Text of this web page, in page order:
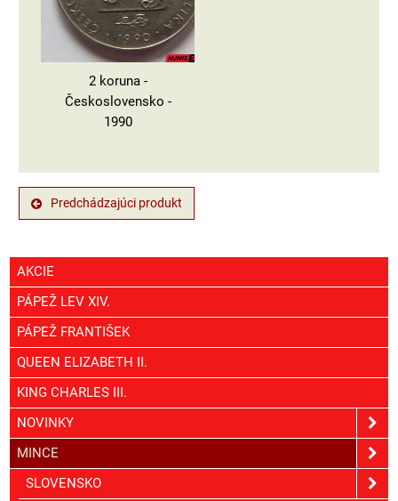
2 koruna -
Československo -
1990
Predchádzajúci produkt
AKCIE
PÁPEŽ LEV XIV.
PÁPEŽ FRANTIŠEK
QUEEN ELIZABETH II.
KING CHARLES III.
NOVINKY
MINCE
SLOVENSKO